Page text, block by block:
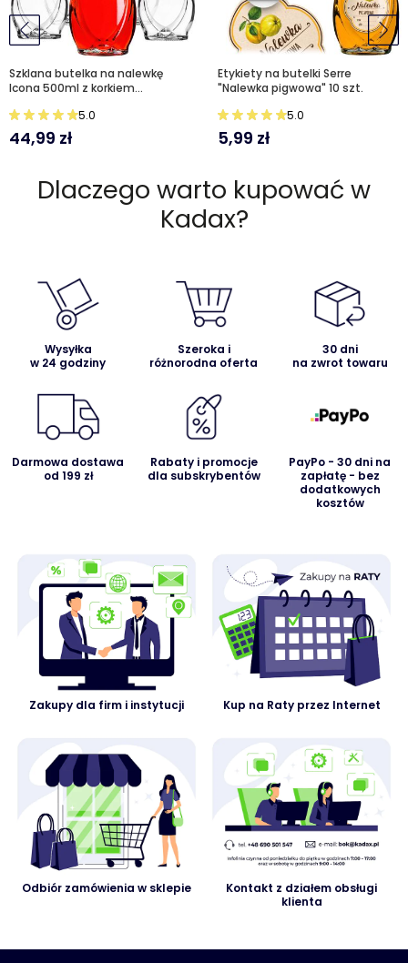
Szklana butelka na nalewkę
Icona 500ml z korkiem
5.0
44,99 zł
Etykiety na butelki Serre
"Nalewka pigwowa" 10 szt.
5.0
5,99 zł
Dlaczego warto kupować w
Kadax?
Wysyłka
w 24 godziny
Szeroka i
różnorodna oferta
30 dni
na zwrot towaru
Darmowa dostawa
od 199 zł
Rabaty i promocje
dla subskrybentów
PayPo - 30 dni na
zapłatę - bez
dodatkowych
kosztów
Zakupy dla firm i instytucji Kup na Raty przez Internet
Odbiór zamówienia w sklepie
Kontakt z działem obsługi
klienta